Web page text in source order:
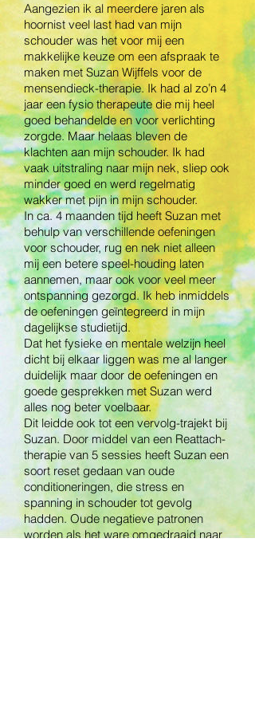
Aangezien ik al meerdere jaren als
hoornist veel last had van mijn
schouder was het voor mij een
makkelijke keuze om een afspraak te
maken met Suzan Wijffels voor de
mensendieck-therapie. Ik had al zo’n 4
jaar een fysio therapeute die mij heel
goed behandelde en voor verlichting
zorgde. Maar helaas bleven de
klachten aan mijn schouder. Ik had
vaak uitstraling naar mijn nek, sliep ook
minder goed en werd regelmatig
wakker met pijn in mijn schouder.
In ca. 4 maanden tijd heeft Suzan met
behulp van verschillende oefeningen
voor schouder, rug en nek niet alleen
mij een betere speel-houding laten
aannemen, maar ook voor veel meer
ontspanning gezorgd. Ik heb inmiddels
de oefeningen geïntegreerd in mijn
dagelijkse studietijd.
Dat het fysieke en mentale welzijn heel
dicht bij elkaar liggen was me al langer
duidelijk maar door de oefeningen en
goede gesprekken met Suzan werd
alles nog beter voelbaar.
Dit leidde ook tot een vervolg-trajekt bij
Suzan. Door middel van een Reattach-
therapie van 5 sessies heeft Suzan een
soort reset gedaan van oude
conditioneringen, die stress en
spanning in schouder tot gevolg
hadden. Oude negatieve patronen
worden als het ware omgedraaid naar